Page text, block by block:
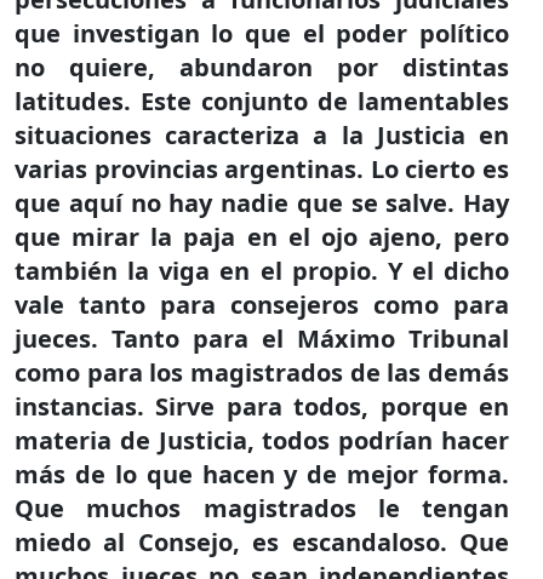
que investigan lo que el poder político
no quiere, abundaron por distintas
latitudes. Este conjunto de lamentables
situaciones caracteriza a la Justicia en
varias provincias argentinas. Lo cierto es
que aquí no hay nadie que se salve. Hay
que mirar la paja en el ojo ajeno, pero
también la viga en el propio. Y el dicho
vale tanto para consejeros como para
jueces. Tanto para el Máximo Tribunal
como para los magistrados de las demás
instancias. Sirve para todos, porque en
materia de Justicia, todos podrían hacer
más de lo que hacen y de mejor forma.
Que muchos magistrados le tengan
miedo al Consejo, es escandaloso. Que